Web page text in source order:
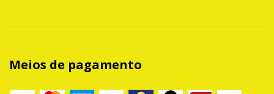
Meios de pagamento